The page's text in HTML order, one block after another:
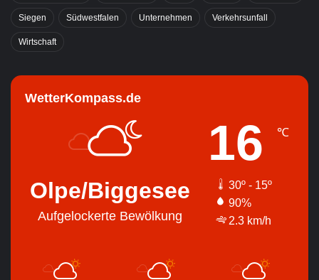
Siegen Südwestfalen Unternehmen Verkehrsunfall
Wirtschaft
WetterKompass.de
Olpe/Biggesee
Aufgelockerte Bewölkung
16 ℃
30º - 15º
90%
2.3 km/h